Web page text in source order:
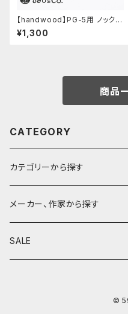
【handwood】PG-5用 ノック部
カバー (ステンレス)
¥1,300
商品
CATEGORY
カテゴリーから探す
鉛筆
鉛筆補助軸
メーカー、作家から探す
590&Co.
SALE
©